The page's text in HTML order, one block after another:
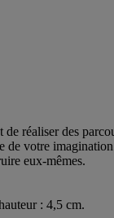
de réaliser des
de votre
eux-mêmes.
: 4,5 cm.